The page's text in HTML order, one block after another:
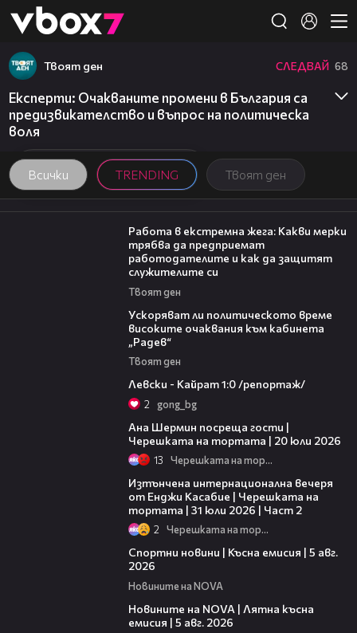
👾
Всички TRENDING Твоят ден
Твоят ден СЛЕДВАЙ 68
Експерти: Очакваните промени в България са
предизвикателство и въпрос на политическа
воля
06:37
Работа в екстремна жега: Какви мерки
трябва да предприемат
работодателите и как да защитят
служителите си
Твоят ден
Ускоряват ли политическото време
високите очаквания към кабинета
„Радев“
Твоят ден
Левски - Кайрат 1:0 /репортаж/
2 gong_bg
Ана Шермин посреща гости |
Черешката на тортата | 20 юли 2026
13 Черешката на тортата
Изтънчена интернационална вечеря
от Енджи Касабие | Черешката на
тортата | 31 юли 2026 | Част 2
2 Черешката на тортата
Спортни новини | Късна емисия | 5 авг.
2026
Новините на NOVA
Новините на NOVA | Лятна късна
емисия | 5 авг. 2026